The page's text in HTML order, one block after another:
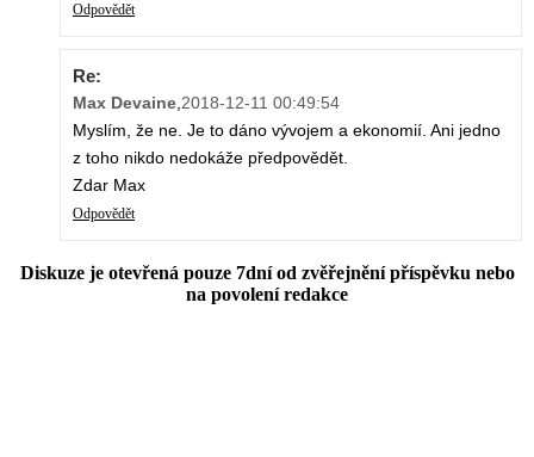
Odpovědět
Re:
Max Devaine,2018-12-11 00:49:54
Myslím, že ne. Je to dáno vývojem a ekonomií. Ani jedno
z toho nikdo nedokáže předpovědět.
Zdar Max
Odpovědět
Diskuze je otevřená pouze 7dní od zvěřejnění příspěvku nebo
na povolení redakce